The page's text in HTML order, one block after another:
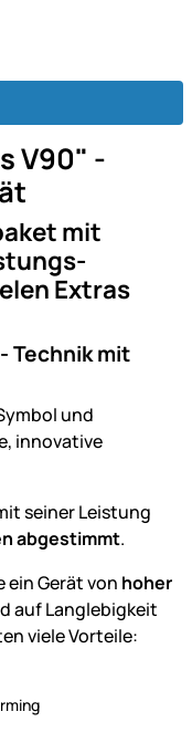
V90" -
mit
Extras
Technik mit
seiner Leistung
abgestimmt.
ein Gerät von hoher
auf Langlebigkeit
viele Vorteile: